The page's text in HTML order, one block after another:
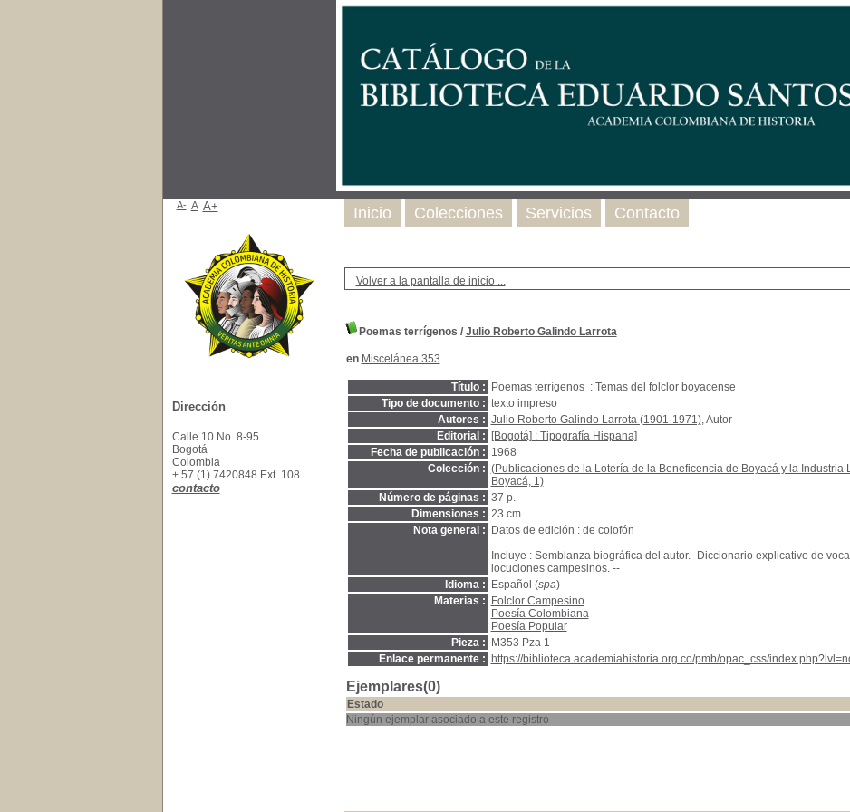
Volver a la pantalla de inicio ...
Poemas terrígenos / Julio Roberto Galindo Larrota
en Miscelánea 353
Título :
Poemas terrígenos : Temas del folclor boyacense
Tipo de documento : texto impreso
Autores : Julio Roberto Galindo Larrota (1901-1971), Autor
Editorial :
[Bogotá] : Tipografía Hispana]
Fecha de publicación : 1968
Colección : (Publicaciones de la Lotería de la Beneficencia de Boyacá y la Industria
Boyacá, 1)
Número de páginas : 37 p.
Dimensiones : 23 cm.
Nota general :
Datos de edición : de colofón
Incluye : Semblanza biográfica del autor.- Diccionario explicativo de
locuciones campesinos. --
Idioma :
Español (spa)
Materias :
Folclor Campesino
Poesía Colombiana
Poesía Popular
Pieza :
M353 Pza 1
Enlace permanente :
https://biblioteca.academiahistoria.org.co/pmb/opac_css/
Ejemplares(0)
Estado
Ningún ejemplar asociado a este registro
Inicio Colecciones Servicios Contacto
A- A A+
Dirección
Calle 10 No. 8-95
Bogotá
Colombia
+ 57 (1) 7420848 Ext. 108
contacto